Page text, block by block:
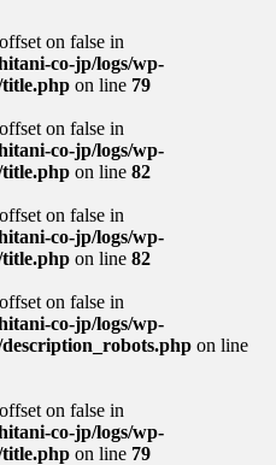
on false in
co-jp/logs/wp-
title.php on line 79
on false in
co-jp/logs/wp-
title.php on line 82
on false in
co-jp/logs/wp-
title.php on line 82
on false in
co-jp/logs/wp-
on line
on false in
co-jp/logs/wp-
title.php on line 79